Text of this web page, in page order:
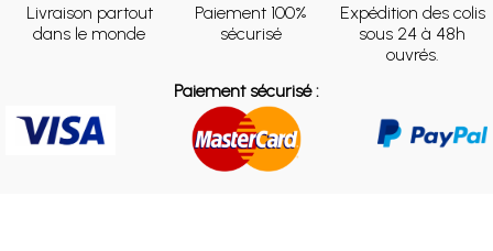
Livraison partout
dans le monde
Paiement 100%
sécurisé
Expédition des colis
sous 24 à 48h
ouvrés.
Paiement sécurisé :